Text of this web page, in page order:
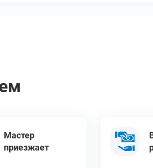
Мастер
приезжает